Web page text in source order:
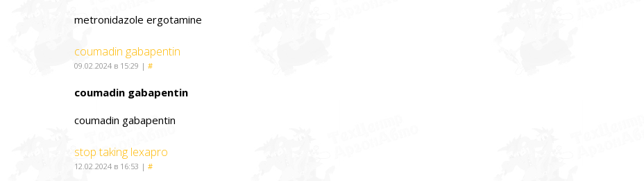
metronidazole ergotamine
coumadin gabapentin
09.02.2024 в 15:29 | #
coumadin gabapentin
coumadin gabapentin
stop taking lexapro
12.02.2024 в 16:53 | #